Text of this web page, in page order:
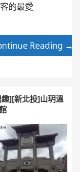
的最愛
Reading →
][新北投]山玥溫